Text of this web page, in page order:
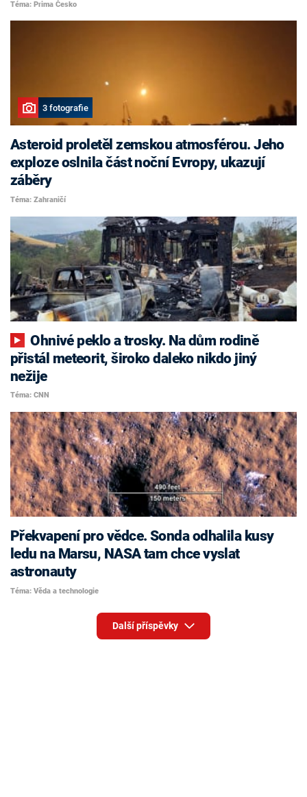
Téma: Prima Česko
3 fotografie
Asteroid proletěl zemskou atmosférou. Jeho
exploze oslnila část noční Evropy, ukazují
záběry
Téma: Zahraničí
Ohnivé peklo a trosky. Na dům rodině
přistál meteorit, široko daleko nikdo jiný
nežije
Téma: CNN
Překvapení pro vědce. Sonda odhalila kusy
ledu na Marsu, NASA tam chce vyslat
astronauty
Téma: Věda a technologie
Další příspěvky